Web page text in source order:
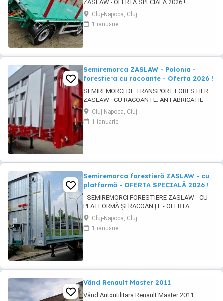
ZASLAW - OFERTA SPECIALĂ 2026 !
VEHICULE PE STOC ( sau in fabricație
ZASLAW - cu termen SCURT de livrare ) PRET
OFERTA SPECIALĂ : 31.800 EURO BUC. ( pret
transportului de material ...
Cluj-Napoca, Cluj
1 ianuarie
Semiremorca ZASLAW - Polonia -
forestiera cu racoante - Oferta 2026 !
SEMIREMORCI DE TRANSPORT FORESTIER
ZASLAW - CU RACOANTE. AN FABRICATIE -
2026. VEHICULE PE STOC SAU IN PRODUCTIE
- CU TERMEN SCURT DE LIVRARE !
DESCRIERE VEHICULE: - Semiremorci
Cluj-Napoca, Cluj
1 ianuarie
Semiremorca forestieră ZASLAW - cu
platformă - OFERTA SPECIALĂ 2026 !
- SEMIREMORCI FORESTIERE ZASLAW - CU
PLATFORMĂ ȘI RACOANȚE - OFERTA
SPECIALĂ 2026 !! - VEHICULE NOI ( 2025 ) -
VEHICULE PE STOC SAU ÎN FABRICAȚIE
ZASLAW !! DESCRIERE: - Semiremorci
...
Cluj-Napoca, Cluj
1 ianuarie
Vând Renault Master 2011
Vând Autoutilitara Renault Master 2011